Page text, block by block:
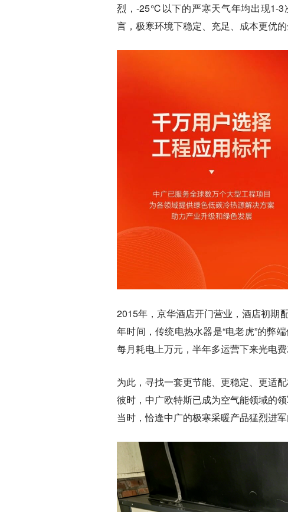
烈，-25℃以下的严寒天气年均出现1-
言，极寒环境下稳定、充足、成本更优
2015年，京华酒店开门营业，酒店初期
年时间，传统电热水器是“电老虎”的弊
每月耗电上万元，半年多运营下来光电费
为此，寻找一套更节能、更稳定、更适
彼时，中广欧特斯已成为空气能领域的
当时，恰逢中广的极寒采暖产品猛烈进